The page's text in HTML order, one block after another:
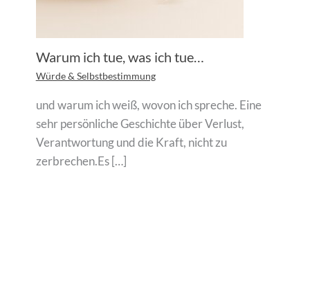
Warum ich tue, was ich tue…
Würde & Selbstbestimmung
und warum ich weiß, wovon ich spreche. Eine
sehr persönliche Geschichte über Verlust,
Verantwortung und die Kraft, nicht zu
zerbrechen.Es […]